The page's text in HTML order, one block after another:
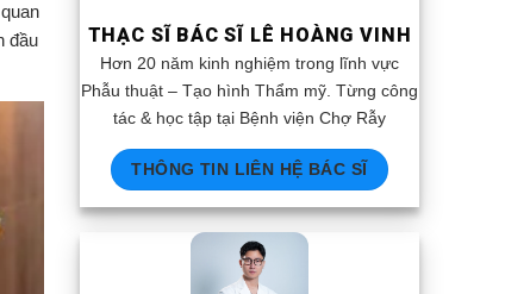
đầu
THẠC SĨ BÁC SĨ LÊ HOÀNG VINH
Hơn 20 năm kinh nghiệm trong lĩnh vực
Phẫu thuật – Tạo hình Thẩm mỹ. Từng công
tác & học tập tại Bệnh viện Chợ Rẫy
THÔNG TIN LIÊN HỆ BÁC SĨ